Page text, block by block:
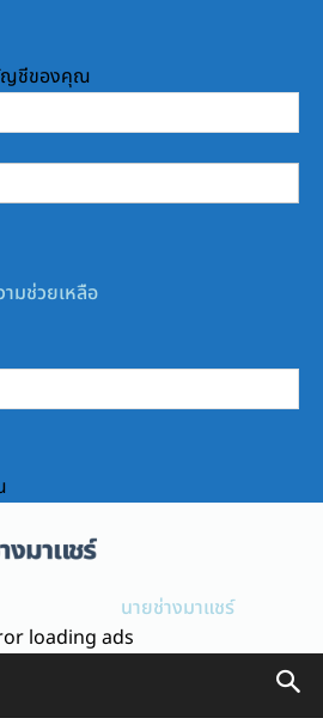
ญชีของคุณ
มช่วยเหลือ
นายช่างมาแชร์
loading ads